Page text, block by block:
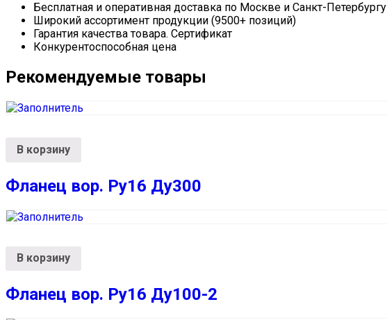
Бесплатная и оперативная доставка по Москве и Санкт-Петербургу
Широкий ассортимент продукции (9500+ позиций)
Гарантия качества товара. Сертификат
Конкурентоспособная цена
Рекомендуемые товары
В корзину
Фланец вор. Ру16 Ду300
В корзину
Фланец вор. Ру16 Ду100-2